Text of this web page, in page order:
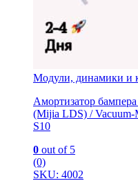
Модули, динамики и
Амортизатор
(Mijia LDS) / Vacuum-
S10
0 out of 5
(0)
SKU: 4002